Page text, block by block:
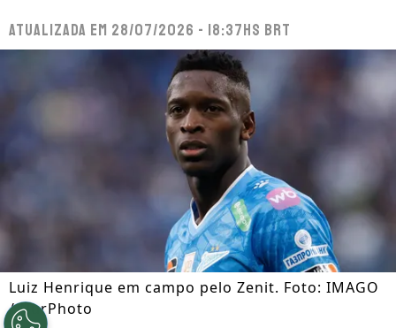
Atualizada em 28/07/2026 - 18:37hs BRT
Luiz Henrique em campo pelo Zenit. Foto: IMAGO
/ NurPhoto